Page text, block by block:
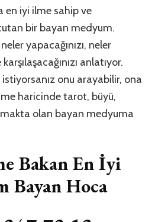
Bakan
En
iyi
Medyum
Bayan
Hoca
için
en iyi ilme sahip ve
bir bayan medyum.
yapacağınızı, neler
anlatıyor.
istiyorsanız onu arayabilir, ona
haricinde tarot, büyü,
olan bayan medyuma
Bakan En İyi
Bayan Hoca